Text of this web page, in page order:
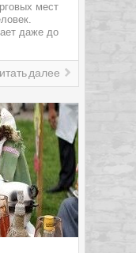
мест
даже до
далее